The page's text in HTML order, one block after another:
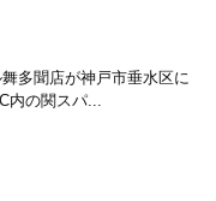
多聞店が神戸市垂水区に
の関スパ...